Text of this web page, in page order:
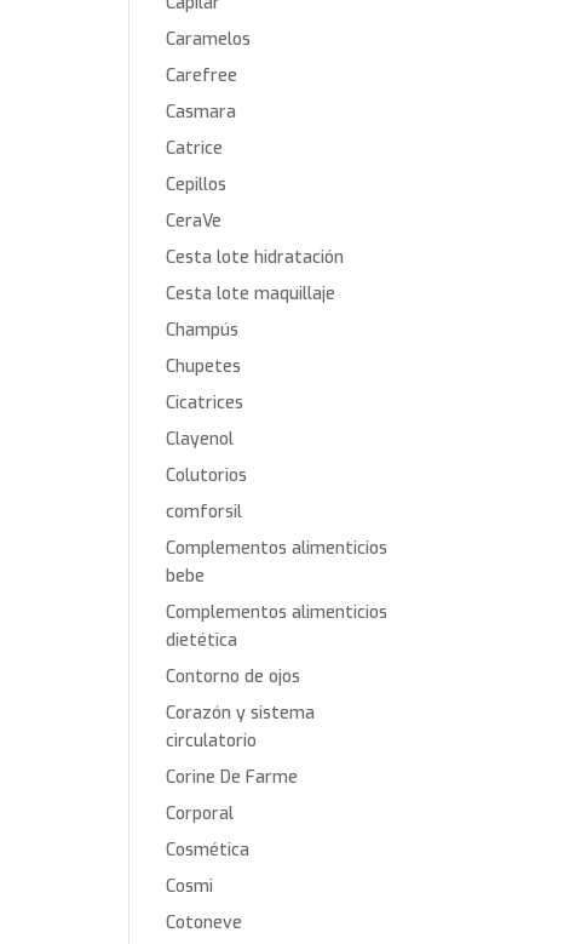
Caramelos
Carefree
Casmara
Catrice
Cepillos
CeraVe
Cesta lote hidratación
Cesta lote maquillaje
Champús
Chupetes
Cicatrices
Clayenol
Colutorios
comforsil
Complementos alimenticios
bebe
Complementos alimenticios
dietética
Contorno de ojos
Corazón y sistema
circulatorio
Corine De Farme
Corporal
Cosmética
Cosmi
Cotoneve